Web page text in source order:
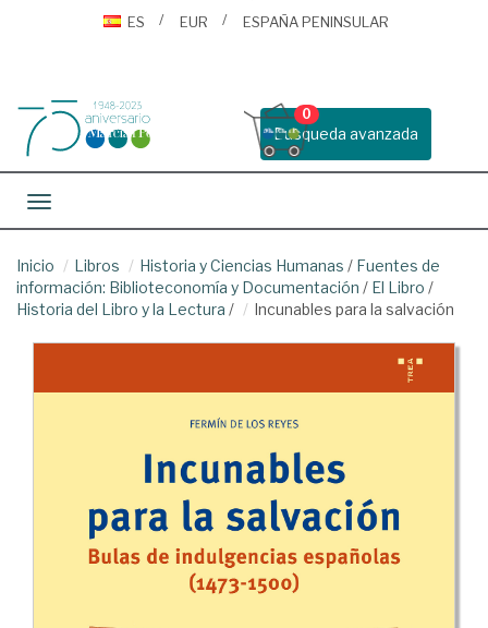
ES
EUR ESPAÑA PENINSULAR
Busqueda avanzada
0
Toggle navigation
Inicio Libros Historia y Ciencias Humanas / Fuentes de
información: Biblioteconomía y Documentación / El Libro /
Historia del Libro y la Lectura / Incunables para la salvación